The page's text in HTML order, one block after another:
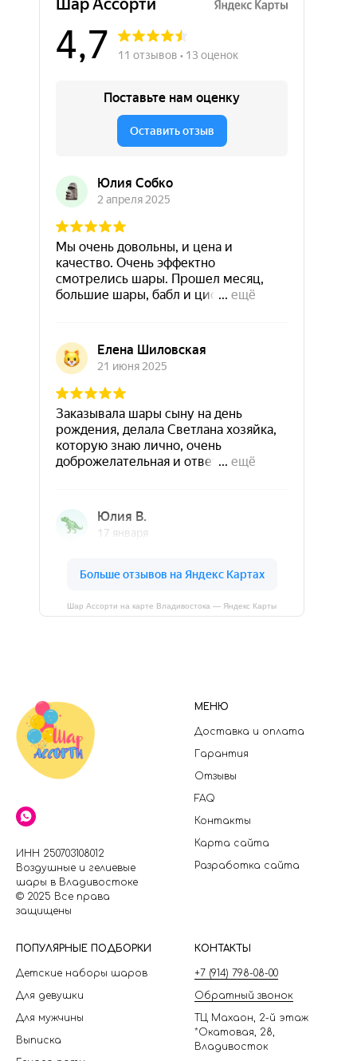
Шар Ассорти на карте Владивостока — Яндекс Карты
ИНН 250703108012
Воздушные и гелиевые
шары в Владивостоке
© 2025 Все права
защищены
МЕНЮ
Доставка и оплата
Гарантия
Отзывы
FAQ
Контакты
Карта сайта
Разработка сайта
ПОПУЛЯРНЫЕ ПОДБОРКИ
Детские наборы шаров
Для девушки
Для мужчины
Выписка
КОНТАКТЫ
+7 (914) 798-08-00
Обратный звонок
ТЦ Махаон, 2-й этаж
*Окатовая, 28,
Владивосток